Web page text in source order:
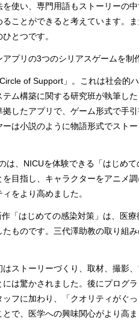
使い、専門用語もストーリーの
ことができると考えています。
とつです。
プリの3つのシリアスゲームを制
of Support」。これは社会的
ム構築に関する研究班が執筆し
したアプリで、ゲーム形式で手
は小説のように物語形式でスト
、NICUを体験できる「はじめ
目指し、キャラクターをアニメ
をより高めました。
「はじめての感染対策」は、医療
ものです。三代澤助教の取り組
ストーリーづくり、取材、撮影
は驚かされました。後にプログラ
フに加わり、「クオリティがぐ
で、医学への興味関心がより高